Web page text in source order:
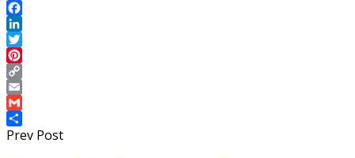
Facebook
LinkedIn
Twitter
Pinterest
Copy
Link
Email
Gmail
Share
Prev Post